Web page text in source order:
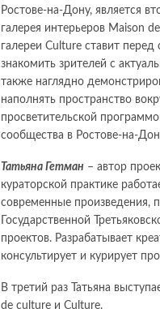
Ростове-на-Дону, является
галерея интерьеров Maison
галереи Culture ставит
знакомить зрителей с
также наглядно
наполнять пространство
просветительской
сообщества в Ростове-на-
Татьяна Гетман – автор
кураторской практике
современные произведения,
Государственной
проектов. Разрабатывает
консультирует и курирует
В третий раз Татьяна
de culture и Culture.